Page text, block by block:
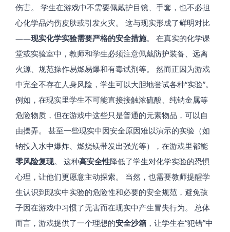
伤害。 学生在游戏中不需要佩戴护目镜、手套，也不必担
心化学品灼伤皮肤或引发火灾。 这与现实形成了鲜明对比
——现实化学实验需要严格的安全措施。 在真实的化学课
堂或实验室中，教师和学生必须注意佩戴防护装备、远离
火源、规范操作易燃易爆和有毒试剂等。 然而正因为游戏
中完全不存在人身风险，学生可以大胆地尝试各种“实验”。
例如，在现实里学生不可能直接接触浓硫酸、纯钠金属等
危险物质，但在游戏中这些只是普通的元素物品，可以自
由摆弄。 甚至一些现实中因安全原因难以演示的实验（如
钠投入水中爆炸、燃烧镁带发出强光等），在游戏里都能
零风险复现。 这种高安全性降低了学生对化学实验的恐惧
心理，让他们更愿意主动探索​。 当然，也需要教师提醒学
生认识到现实中实验的危险性和必要的安全规范，避免孩
子因在游戏中习惯了无害而在现实中产生冒失行为。 总体
而言，游戏提供了一个理想的安全沙箱，让学生在“犯错”中